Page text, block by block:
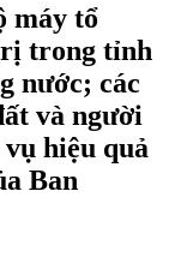
máy tổ
trong tỉnh
nước; các
và người
hiệu quả
Ban